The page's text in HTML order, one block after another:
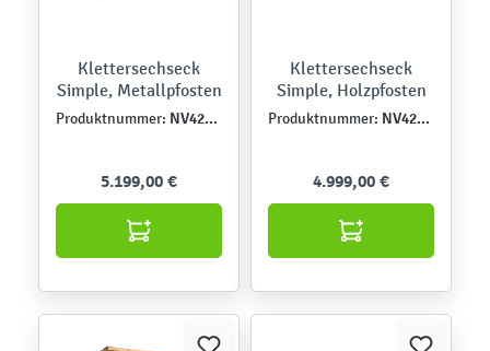
Klettersechseck
Simple, Metallpfosten
Produktnummer: NV4226MP-A
5.199,00 €
Klettersechseck
Simple, Holzpfosten
Produktnummer: NV4226EPZ-A
4.999,00 €